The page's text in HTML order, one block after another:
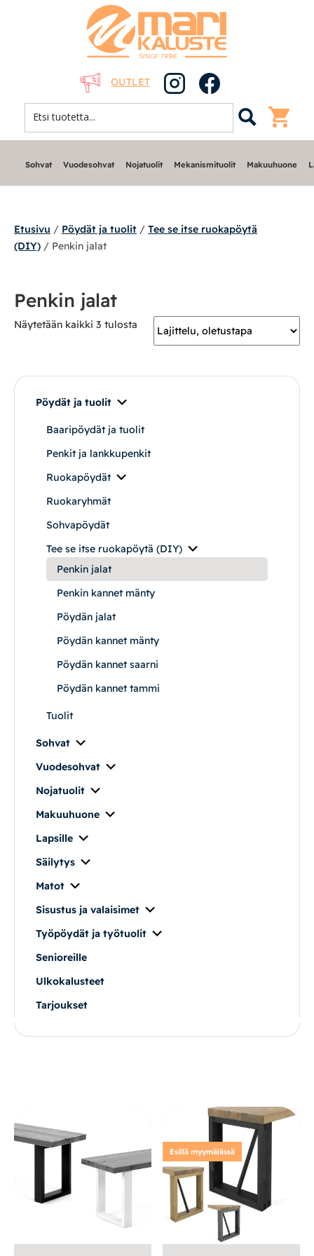
OUTLET
Nojatuolit
Makuuhuone
Säilytys
Työpöydät ja työtuolit
Matot
Ulkokalusteet
Valaisimet
Vuodesohvat
Senioreille
Oma tili
Sohvat Vuodesohvat Nojatuolit Mekanismituolit Makuuhuone
Etusivu / Pöydät ja tuolit / Tee se itse ruokapöytä
(DIY) / Penkin jalat
Penkin jalat
Näytetään kaikki 3 tulosta
Pöydät ja tuolit
Baaripöydät ja tuolit
Penkit ja lankkupenkit
Ruokapöydät
Ruokaryhmät
Sohvapöydät
Tee se itse ruokapöytä (DIY)
Penkin jalat
Penkin kannet mänty
Pöydän jalat
Pöydän kannet mänty
Pöydän kannet saarni
Pöydän kannet tammi
Tuolit
Sohvat
Vuodesohvat
Nojatuolit
Makuuhuone
Lapsille
Säilytys
Matot
Sisustus ja valaisimet
Työpöydät ja työtuolit
Senioreille
Ulkokalusteet
Tarjoukset
Esillä myymälässä